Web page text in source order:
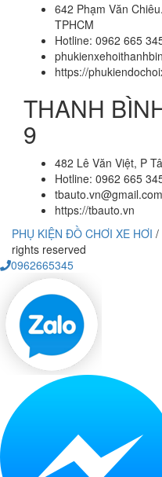
642 Phạm Văn
TPHCM
Hotline: 0962 665
https://
THANH
9
482 Lê Văn Việt, P
Hotline: 0962 665
tbauto.vn@gmail.com
https://tbauto.vn
PHỤ KIỆN ĐỒ CHƠI XE HƠI /
rights reserved
0962665345